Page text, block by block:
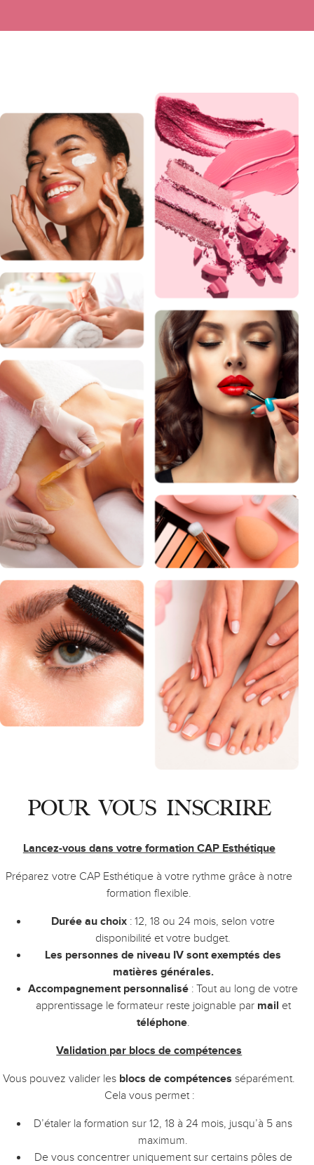
POUR VOUS INSCRIRE
Lancez-vous dans votre formation CAP Esthétique
Préparez votre CAP Esthétique à votre rythme grâce à notre
formation flexible.
Durée au choix : 12, 18 ou 24 mois, selon votre
disponibilité et votre budget.
Les personnes de niveau IV sont exemptés des
matières générales.
Accompagnement personnalisé : Tout au long de votre
apprentissage le formateur reste joignable par mail et
téléphone.
Validation par blocs de compétences
Vous pouvez valider les blocs de compétences séparément.
Cela vous permet :
D’étaler la formation sur 12, 18 à 24 mois, jusqu’à 5 ans
maximum.
De vous concentrer uniquement sur certains pôles de